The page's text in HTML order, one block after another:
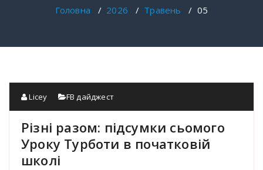
Головна / 2026 / Травень / 05
Licey FB дайджест
Різні разом: підсумки сьомого
Уроку Турботи в початковій
школі